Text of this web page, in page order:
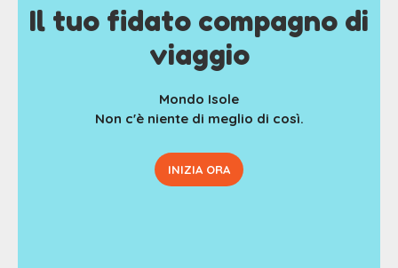
Il tuo fidato compagno di
viaggio
Mondo Isole
Non c'è niente di meglio di così.
INIZIA ORA